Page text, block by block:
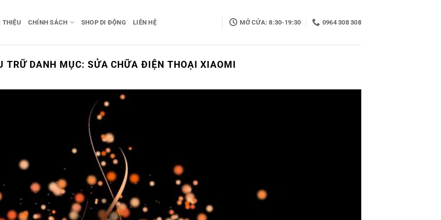
THIỆU CHÍNH SÁCH SHOP DI ĐỘNG LIÊN HỆ MỞ CỬA: 8:30-19:30 0964 308 308
TRỮ DANH MỤC: SỬA CHỮA ĐIỆN THOẠI XIAOMI